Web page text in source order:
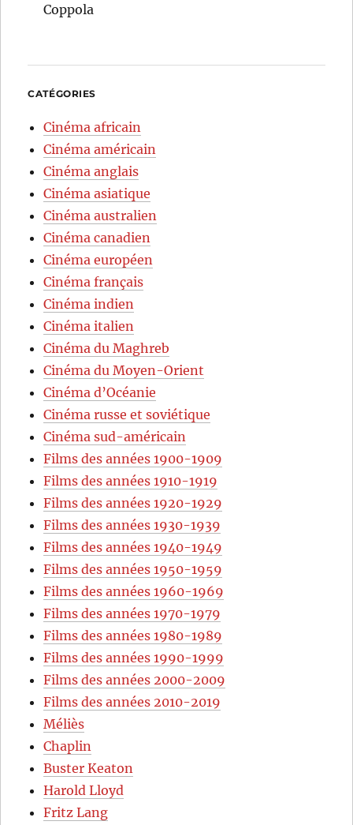
Coppola
CATÉGORIES
Cinéma africain
Cinéma américain
Cinéma anglais
Cinéma asiatique
Cinéma australien
Cinéma canadien
Cinéma européen
Cinéma français
Cinéma indien
Cinéma italien
Cinéma du Maghreb
Cinéma du Moyen-Orient
Cinéma d’Océanie
Cinéma russe et soviétique
Cinéma sud-américain
Films des années 1900-1909
Films des années 1910-1919
Films des années 1920-1929
Films des années 1930-1939
Films des années 1940-1949
Films des années 1950-1959
Films des années 1960-1969
Films des années 1970-1979
Films des années 1980-1989
Films des années 1990-1999
Films des années 2000-2009
Films des années 2010-2019
Méliès
Chaplin
Buster Keaton
Harold Lloyd
Fritz Lang